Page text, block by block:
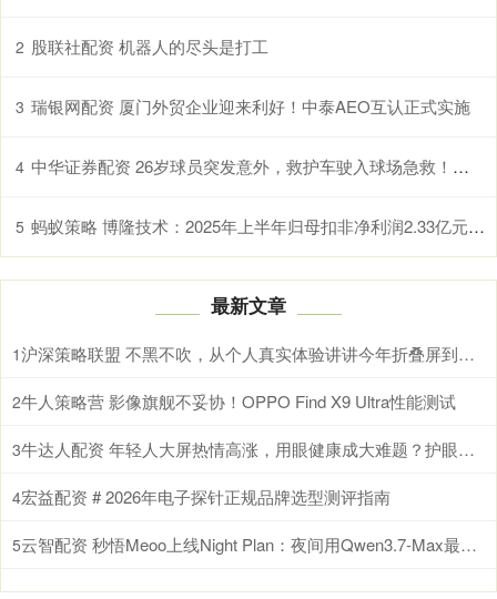
2 股联社配资 机器人的尽头是打工
3 瑞银网配资 厦门外贸企业迎来利好！中泰AEO互认正式实施
4 中华证券配资 26岁球员突发意外，救护车驶入球场急救！知名男星也自曝发病濒死感受！警惕
5 蚂蚁策略 博隆技术：2025年上半年归母扣非净利润2.33亿元 同比增加210.19%
最新文章
1 沪深策略联盟 不黑不吹，从个人真实体验讲讲今年折叠屏到底要怎么选？
2牛人策略营 影像旗舰不妥协！OPPO Find X9 Ultra性能测试
3 牛达人配资 年轻人大屏热情高涨，用眼健康成大难题？护眼电视选海信小墨E5S Pro就对了
4宏益配资 # 2026年电子探针正规品牌选型测评指南
5 云智配资 秒悟Meoo上线Night Plan：夜间用Qwen3.7-Max最低2折